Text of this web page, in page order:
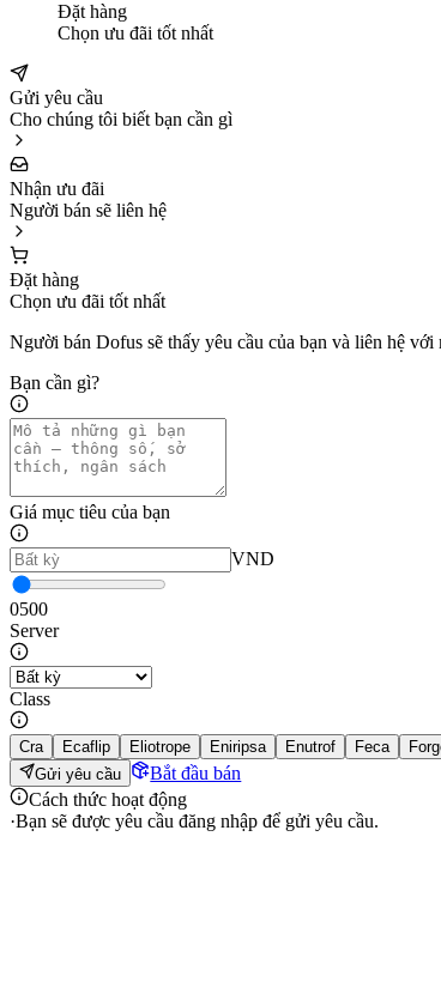
Đặt hàng
Chọn ưu đãi tốt nhất
Gửi yêu cầu
Cho chúng tôi biết bạn cần gì
Nhận ưu đãi
Người bán sẽ liên hệ
Đặt hàng
Chọn ưu đãi tốt nhất
Người bán Dofus sẽ thấy yêu cầu của bạn và liên hệ với
Bạn cần gì?
Giá mục tiêu của bạn
VND
0500
Server
Class
Cra Ecaflip Eliotrope Eniripsa Enutrof Feca
Gửi yêu cầu
Bắt đầu bán
Cách thức hoạt động
·Bạn sẽ được yêu cầu đăng nhập để gửi yêu cầu.